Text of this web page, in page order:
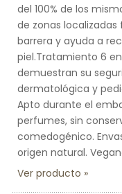
del 100% de los
de zonas
barrera y ayuda a
piel.Tratamiento 6
demuestran su
dermatológica y
Apto durante el
perfumes, sin
comedogénico.
origen natural.
Ver producto